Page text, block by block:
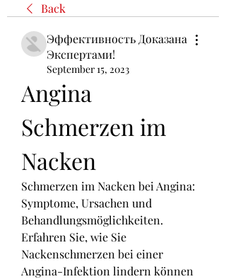
Back
Эффективность Доказана
Экспертами!
September 15, 2023
Angina
Schmerzen im
Nacken
Schmerzen im Nacken bei Angina:
Symptome, Ursachen und
Behandlungsmöglichkeiten.
Erfahren Sie, wie Sie
Nackenschmerzen bei einer
Angina-Infektion lindern können